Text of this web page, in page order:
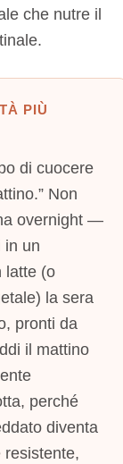
che nutre il
PIÙ
di cuocere
Non
overnight —
in un
latte (o
la sera
pronti da
il mattino
perché
diventa
resistente,